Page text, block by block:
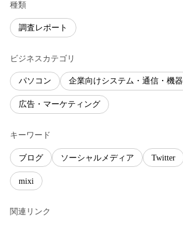
種類
調査レポート
ビジネスカテゴリ
パソコン 企業向けシステム・通信・機器
広告・マーケティング
キーワード
ブログ ソーシャルメディア Twitter
mixi
関連リンク